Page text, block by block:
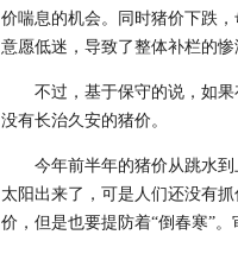
价喘息的机会。同时猪价下跌
意愿低迷，导致了整体补栏的
不过，基于保守的说，如果
没有长治久安的猪价。
今年前半年的猪价从跳水到
太阳出来了，可是人们还没有
价，但是也要提防着“倒春寒”